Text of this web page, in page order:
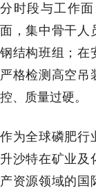
分时段与工作
面，集中骨干人
钢结构班组；在
严格检测高空吊
控、质量过硬。
作为全球磷肥行
升沙特在矿业及
产资源领域的国